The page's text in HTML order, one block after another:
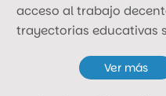
acceso al trabajo
trayectorias educativas
Ver más